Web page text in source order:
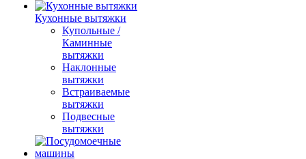
Кухонные вытяжки
Купольные /
Каминные
вытяжки
Наклонные
вытяжки
Встраиваемые
вытяжки
Подвесные
вытяжки